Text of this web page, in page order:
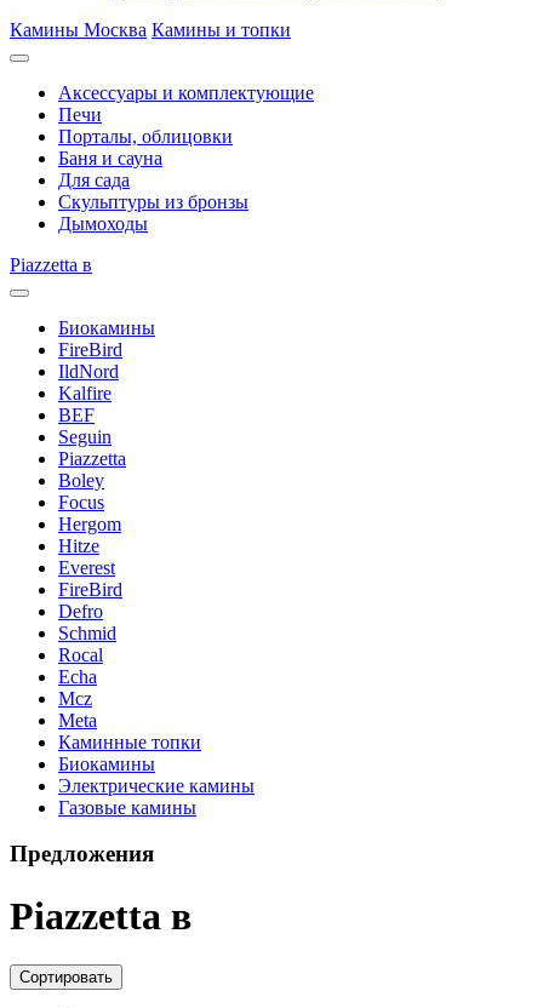
Камины Москва Камины и топки
Аксессуары и комплектующие
Печи
Порталы, облицовки
Баня и сауна
Для сада
Скульптуры из бронзы
Дымоходы
Piazzetta в
Биокамины
FireBird
IldNord
Kalfire
BEF
Seguin
Piazzetta
Boley
Focus
Hergom
Hitze
Everest
FireBird
Defro
Schmid
Rocal
Echa
Mcz
Meta
Каминные топки
Биокамины
Электрические камины
Газовые камины
Предложения
Piazzetta в
Сортировать